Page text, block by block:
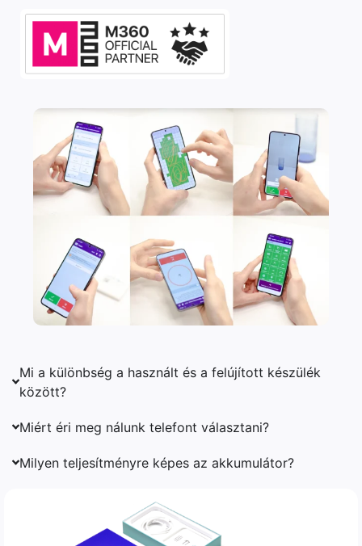
Mi a különbség a használt és a felújított készülék
között?
Miért éri meg nálunk telefont választani?
Milyen teljesítményre képes az akkumulátor?